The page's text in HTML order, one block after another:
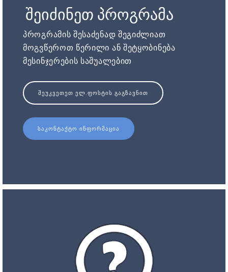
შეიძინეთ პროგრამა
პროგრამის შესაძენად შეგიძლიათ
მოგვწეროთ წერილი ან შეტყობინება
მესინჯერების საშუალებით
ᲨᲔᲣᲙᲕᲔᲗᲔᲗ ᲔᲚ.ᲤᲝᲡᲢᲘᲡ ᲒᲐᲒᲖᲐᲕᲜᲘᲗ
ᲡᲐᲙᲝᲜᲢᲐᲥᲢᲝ ᲘᲜᲤᲝᲠᲛᲐᲪᲘᲐ